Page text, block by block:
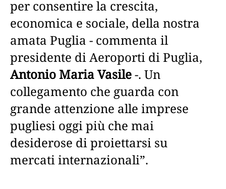
per consentire la crescita,
economica e sociale, della nostra
amata Puglia - commenta il
presidente di Aeroporti di Puglia,
Antonio Maria Vasile-. Un
collegamento che guarda con
grande attenzione alle imprese
pugliesi oggi più che mai
desiderose di proiettarsi su
mercati internazionali”.